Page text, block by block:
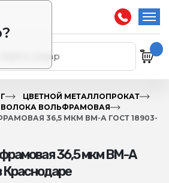
ЦВЕТНОЙ МЕТАЛЛОПРОКАТ
ВОЛЬФРАМОВАЯ
36,5 МКМ ВМ-А ГОСТ 18903-
36,5 мкм ВМ-А
Краснодаре